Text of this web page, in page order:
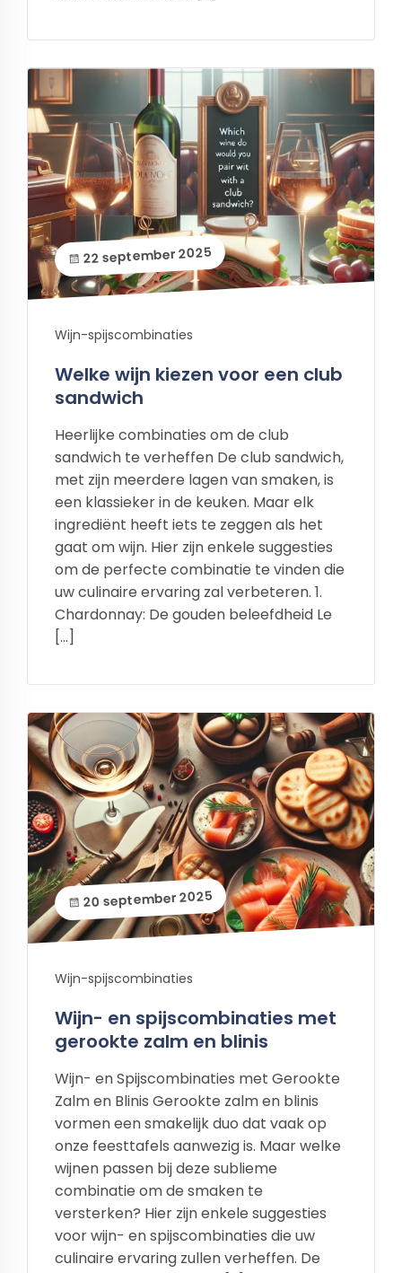
22 september 2025
Wijn-spijscombinaties
Welke wijn kiezen voor een club
sandwich
Heerlijke combinaties om de club
sandwich te verheffen De club sandwich,
met zijn meerdere lagen van smaken, is
een klassieker in de keuken. Maar elk
ingrediënt heeft iets te zeggen als het
gaat om wijn. Hier zijn enkele suggesties
om de perfecte combinatie te vinden die
uw culinaire ervaring zal verbeteren. 1.
Chardonnay: De gouden beleefdheid Le
[…]
20 september 2025
Wijn-spijscombinaties
Wijn- en spijscombinaties met
gerookte zalm en blinis
Wijn- en Spijscombinaties met Gerookte
Zalm en Blinis Gerookte zalm en blinis
vormen een smakelijk duo dat vaak op
onze feesttafels aanwezig is. Maar welke
wijnen passen bij deze sublieme
combinatie om de smaken te
versterken? Hier zijn enkele suggesties
voor wijn- en spijscombinaties die uw
culinaire ervaring zullen verheffen. De